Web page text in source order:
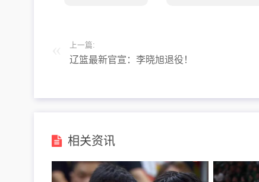
上一篇:
辽篮最新官宣：李晓旭退役！
相关资讯